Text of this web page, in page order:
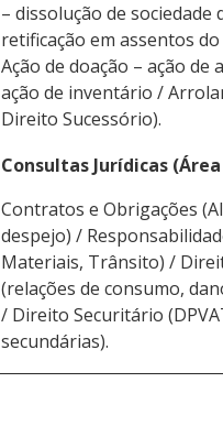
– dissolução de sociedade
retificação em assentos
Ação de doação – ação de
ação de inventário /
Direito Sucessório).
Consultas Jurídicas
Contratos e Obrigações
despejo) /
Materiais, Trânsito) /
(relações de consumo,
/ Direito Securitário
secundárias).